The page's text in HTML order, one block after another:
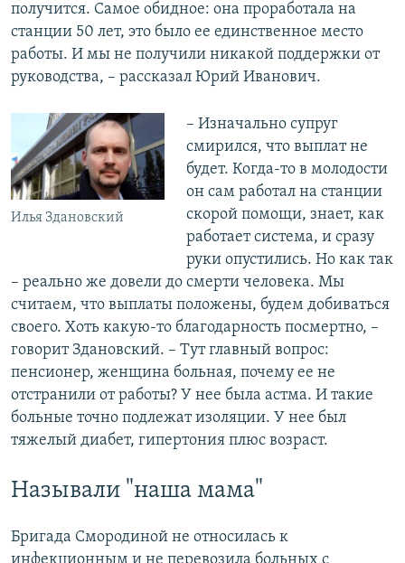
получится. Самое обидное: она проработала на
станции 50 лет, это было ее единственное место
работы. И мы не получили никакой поддержки от
руководства, – рассказал Юрий Иванович.
Илья Здановский
– Изначально супруг
смирился, что выплат не
будет. Когда-то в молодости
он сам работал на станции
скорой помощи, знает, как
работает система, и сразу
руки опустились. Но как так
– реально же довели до смерти человека. Мы
считаем, что выплаты положены, будем добиваться
своего. Хоть какую-то благодарность посмертно, –
говорит Здановский. – Тут главный вопрос:
пенсионер, женщина больная, почему ее не
отстранили от работы? У нее была астма. И такие
больные точно подлежат изоляции. У нее был
тяжелый диабет, гипертония плюс возраст.
Называли "наша мама"
Бригада Смородиной не относилась к
инфекционным и не перевозила больных с